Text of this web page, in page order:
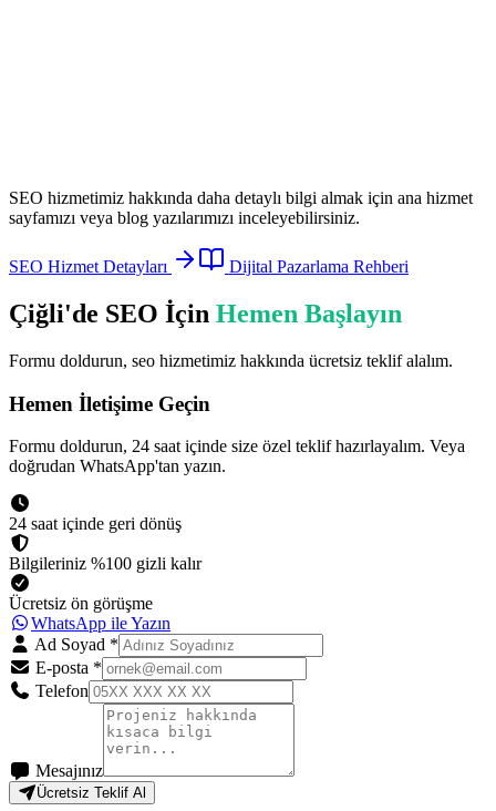
SEO hizmetimiz hakkında daha detaylı bilgi almak için ana hizmet
sayfamızı veya blog yazılarımızı inceleyebilirsiniz.
SEO Hizmet Detayları Dijital Pazarlama Rehberi
Çiğli'de SEO İçin Hemen Başlayın
Formu doldurun, seo hizmetimiz hakkında ücretsiz teklif alalım.
Hemen İletişime Geçin
Formu doldurun, 24 saat içinde size özel teklif hazırlayalım. Veya
doğrudan WhatsApp'tan yazın.
24 saat içinde geri dönüş
Bilgileriniz %100 gizli kalır
Ücretsiz ön görüşme
WhatsApp ile Yazın
Ad Soyad *
E-posta *
Telefon
Mesajınız
Ücretsiz Teklif Al